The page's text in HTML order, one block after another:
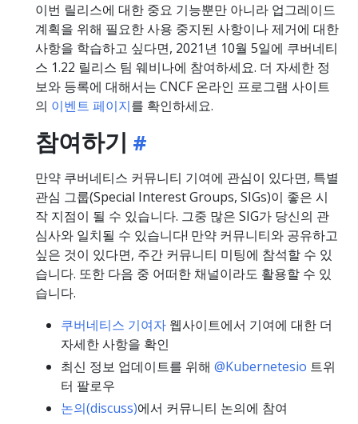
이번 릴리스에 대한 중요 기능뿐만 아니라 업그레이드
계획을 위해 필요한 사용 중지된 사항이나 제거에 대한
사항을 학습하고 싶다면, 2021년 10월 5일에 쿠버네티
스 1.22 릴리스 팀 웨비나에 참여하세요. 더 자세한 정
보와 등록에 대해서는 CNCF 온라인 프로그램 사이트
의 이벤트 페이지를 확인하세요.
참여하기
만약 쿠버네티스 커뮤니티 기여에 관심이 있다면, 특별
관심 그룹(Special Interest Groups, SIGs)이 좋은 시
작 지점이 될 수 있습니다. 그중 많은 SIG가 당신의 관
심사와 일치될 수 있습니다! 만약 커뮤니티와 공유하고
싶은 것이 있다면, 주간 커뮤니티 미팅에 참석할 수 있
습니다. 또한 다음 중 어떠한 채널이라도 활용할 수 있
습니다.
쿠버네티스 기여자 웹사이트에서 기여에 대한 더
자세한 사항을 확인
최신 정보 업데이트를 위해 @Kubernetesio 트위
터 팔로우
논의(discuss)에서 커뮤니티 논의에 참여